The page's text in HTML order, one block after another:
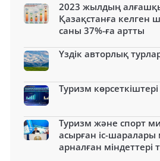
2023 жылдың
Қазақстанға келген
саны 37%-ға артты
Үздік авторлық
Туризм көрсеткіштері
Туризм және спорт
асырған іс-
арналған міндеттері